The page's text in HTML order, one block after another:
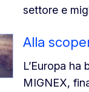
settore e
Alla
L’Europa
MIGNEX,